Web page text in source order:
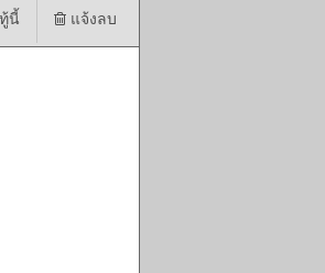
นี้ แจ้งลบ